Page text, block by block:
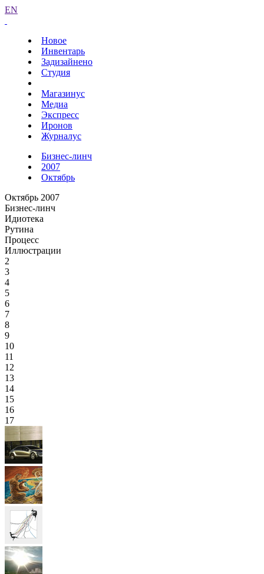
EN
Новое
Инвентарь
Задизайнено
Студия
Магазинус
Медиа
Экспресс
Иронов
Журналус
Бизнес-линч
2007
Октябрь
Октябрь 2007
Бизнес-линч
Идиотека
Рутина
Процесс
Иллюстрации
2
3
4
5
6
7
8
9
10
11
12
13
14
15
16
17